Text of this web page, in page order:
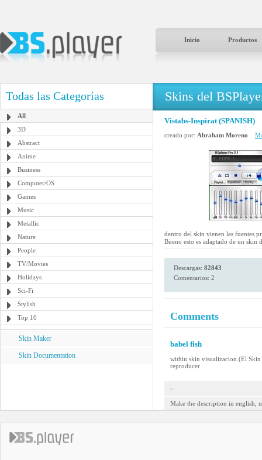
Inicio Productos
Todas las Categorías
All
3D
Abstract
Anime
Business
Computer/OS
Games
Music
Metallic
Nature
People
TV/Movies
Holidays
Sci-Fi
Stylish
Top 10
Skin Maker
Skin Documentation
Skins del
Vistabs-Inspirat (SPANISH)
creado por: Abraham Moreno
dentro del skin vienen las fuentes
Bueno esto es adaptado de un skin
Descargas: 82843
Comentarios: 2
Comments
babel fish
within skin visualizacion.(El Skin
reproducer
-
Make the description in english,